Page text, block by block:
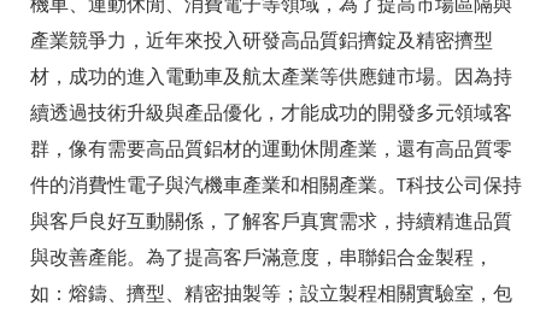
機車、運動休閒、消費電子等領域，為了提高市場區隔與
產業競爭力，近年來投入研發高品質鋁擠錠及精密擠型
材，成功的進入電動車及航太產業等供應鏈市場。因為持
續透過技術升級與產品優化，才能成功的開發多元領域客
群，像有需要高品質鋁材的運動休閒產業，還有高品質零
件的消費性電子與汽機車產業和相關產業。T科技公司保持
與客戶良好互動關係，了解客戶真實需求，持續精進品質
與改善產能。為了提高客戶滿意度，串聯鋁合金製程，
如：熔鑄、擠型、精密抽製等；設立製程相關實驗室，包